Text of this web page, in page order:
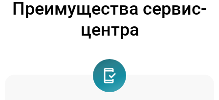
Преимущества сервис-
центра